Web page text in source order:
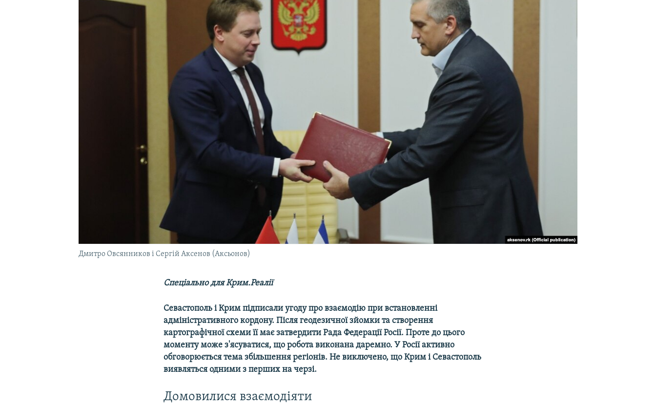
Дмитро Овсянников і Сергій Аксенов (Аксьонов)
Спеціально для Крим.Реалії
Севастополь і Крим підписали угоду про взаємодію при встановленні
адміністративного кордону. Після геодезичної зйомки та створення
картографічної схеми її має затвердити Рада Федерації Росії. Проте до цього
моменту може з'ясуватися, що робота виконана даремно. У Росії активно
обговорюється тема збільшення регіонів. Не виключено, що Крим і Севастополь
виявляться одними з перших на черзі.
Домовилися взаємодіяти